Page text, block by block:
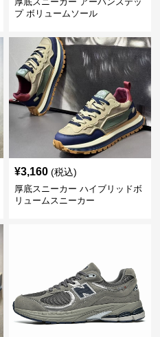
プ ボリュームソール
¥3,160 (税込)
厚底スニーカー ハイブリッドボ
リュームスニーカー